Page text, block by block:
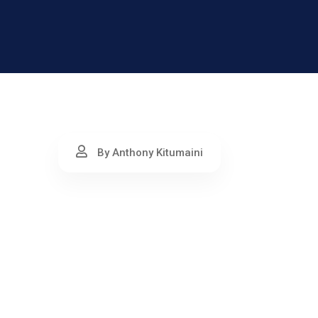
By Anthony Kitumaini